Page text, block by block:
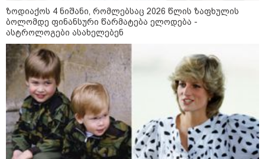
"გონებაში ვალაგებდი, ეს ამბავი
პირველად ვისთვის მეთქვა, ვის
უნდა ჩავექოლე“
"ძალიან მძიმეა ჩემთვის ის, რაც
ახლა გითხარით“
ზოდიაქოს 4 ნიშანი, რომლებსაც 2026 წლის ზაფხულის
ბოლომდე ფინანსური წარმატება ელოდება -
ასტროლოგები ასახელებენ